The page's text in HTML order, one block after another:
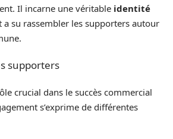
Il incarne une véritable identité
a su rassembler les supporters autour
supporters
crucial dans le succès commercial
s’exprime de différentes